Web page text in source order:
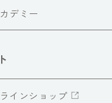
デミー
インショップ